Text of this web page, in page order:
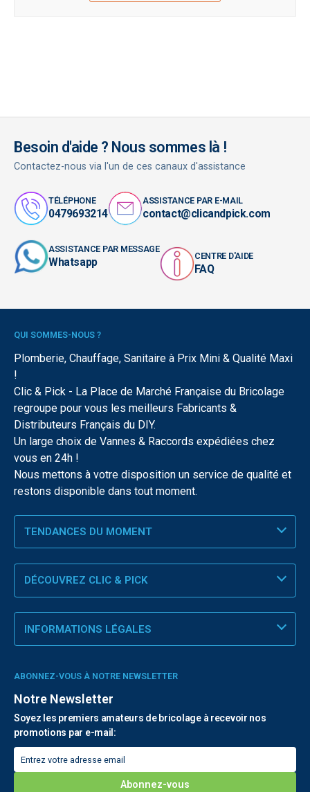
Besoin d'aide ? Nous sommes là !
Contactez-nous via l'un de ces canaux d'assistance
TÉLÉPHONE
0479693214
ASSISTANCE PAR E-MAIL
contact@clicandpick.com
ASSISTANCE PAR MESSAGE
Whatsapp CENTRE D'AIDE
FAQ
QUI SOMMES-NOUS ?
Plomberie, Chauffage, Sanitaire à Prix Mini & Qualité Maxi
!
Clic & Pick - La Place de Marché Française du Bricolage
regroupe pour vous les meilleurs Fabricants &
Distributeurs Français du DIY.
Un large choix de Vannes & Raccords expédiées chez
vous en 24h !
Nous mettons à votre disposition un service de qualité et
restons disponible dans tout moment.
TENDANCES DU MOMENT
DÉCOUVREZ CLIC & PICK
INFORMATIONS LÉGALES
ABONNEZ-VOUS À NOTRE NEWSLETTER
Notre Newsletter
Soyez les premiers amateurs de bricolage à recevoir nos
promotions par e-mail: